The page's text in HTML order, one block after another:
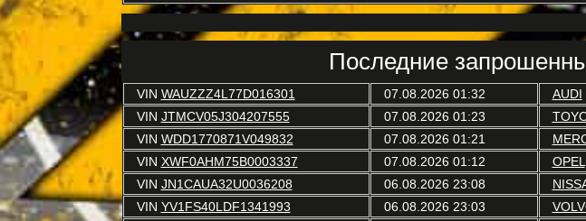
Последние
VIN WAUZZZ4L77D016301 07.08.2026 01:32 AUDI
VIN JTMCV05J304207555 07.08.2026 01:23
VIN WDD1770871V049832 07.08.2026 01:21
VIN XWF0AHM75B0003337 07.08.2026 01:12 OPEL
VIN JN1CAUA32U0036208 06.08.2026 23:08
VIN YV1FS40LDF1341993 06.08.2026 23:03